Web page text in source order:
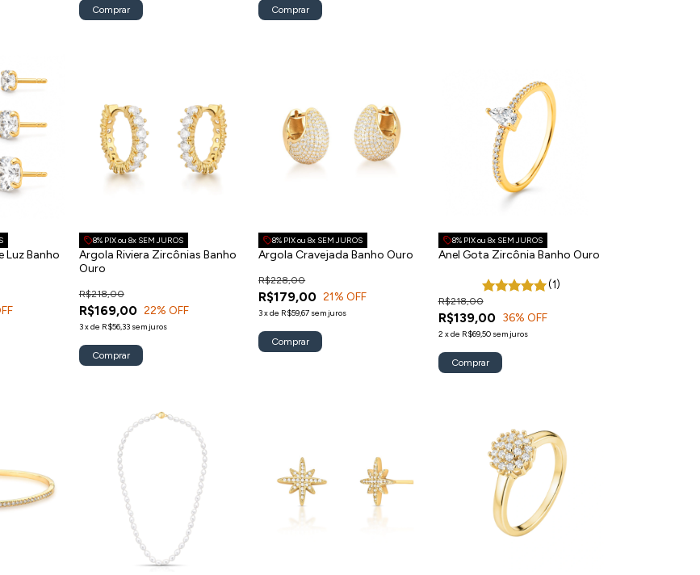
Comprar Comprar
Luz Banho
8% PIX ou 8x SEM JUROS
Argola Riviera Zircônias Banho
Ouro
R$169,00
R$218,00
22% OFF
3xde R$56,33 sem juros
8% PIX ou 8x SEM JUROS
Argola Cravejada Banho Ouro
R$179,00
R$228,00
21% OFF
3xde R$59,67 sem juros
8% PIX ou 8x SEM JUROS
Anel Gota Zircônia Banho Ouro
(1)
R$139,00
R$218,00
36% OFF
2 xde R$69,50 sem juros
Comprar